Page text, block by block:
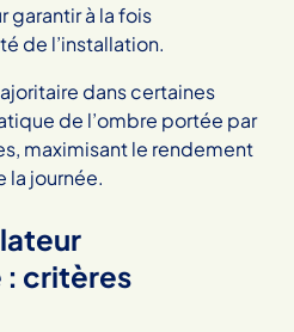
à la fois
de l’installation.
dans certaines
de l’ombre portée par
maximisant le rendement
la journée.
critères